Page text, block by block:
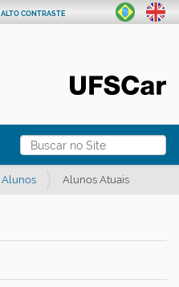
Busca
Busca Avançada…
ALTO CONTRASTE
Alunos Alunos Atuais